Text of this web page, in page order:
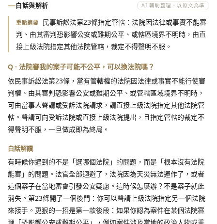
白話與解析 AI 輔助整理，以原文為準
重點摘要
民事訴訟法第23條指定管轄：法院因法律或事實不能審
判、由其審判恐影響公安或難期公平、或轄區境界不明時，由直
接上級法院指定其他法院管轄，裁定不得聲明不服。
Q · 法院審我的案子可能不公平，可以換法院嗎？
依民事訴訟法第23條，當有管轄權的法院因法律或事實不能行使審
判權、由其審判恐影響公安或難期公平、或管轄區域境界不明時，
可由當事人聲請或受訴法院請求，請直接上級法院指定其他法院管
轄。聲請可向受訴法院或直接上級法院提出，且指定管轄的裁定不
得聲明不服，一旦做成即為終局。
白話解讀
有時候你遇到的不是「選哪個法院」的問題，而是「根本沒有法院
能審」的問題。法官全部迴避了，法院因為天災無法運作了，或者
這個案子在當地審會引發公安疑慮。這時候怎麼辦？不是案子就此
消失。第23條開了一個後門：你可以聲請上級法院指定另一個法院
來接手。更狠的一招是第一款後段：如果你認為案件在某個法院審